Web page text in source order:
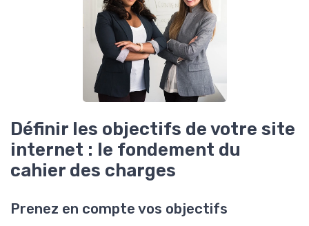
Définir les objectifs de votre site
internet : le fondement du
cahier des charges
Prenez en compte vos objectifs